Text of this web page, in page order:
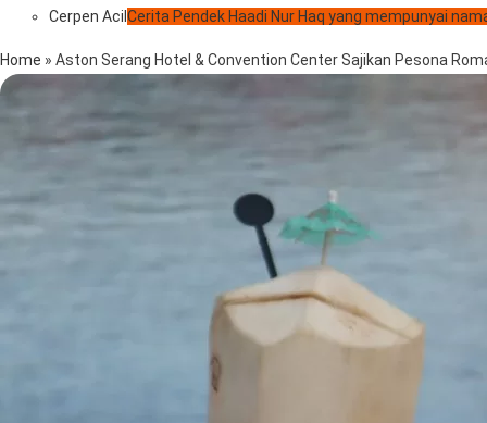
Cerpen Acil Cerita Pendek Haadi Nur Haq yang mempunyai
Home » Aston Serang Hotel & Convention Center Sajikan Pesona